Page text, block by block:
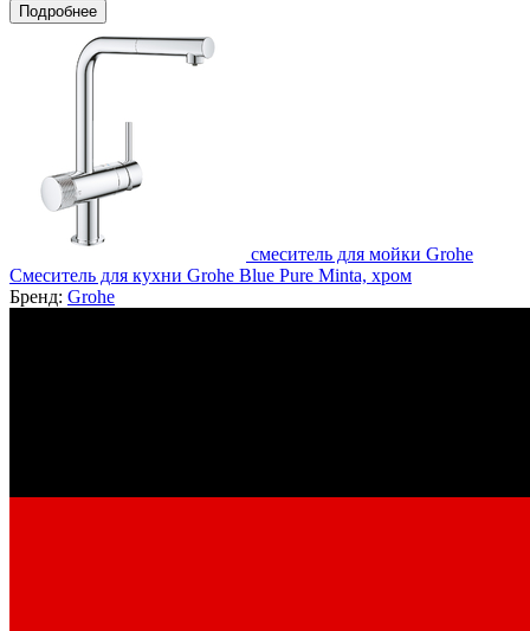
Подробнее
смеситель для мойки Grohe
Смеситель для кухни Grohe Blue Pure Minta, хром
Бренд: Grohe